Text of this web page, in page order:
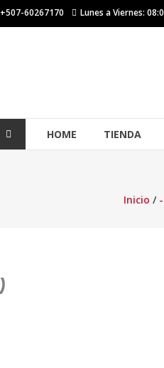
+507-60267170 Lunes a Viernes:
HOME TIENDA
Inicio /